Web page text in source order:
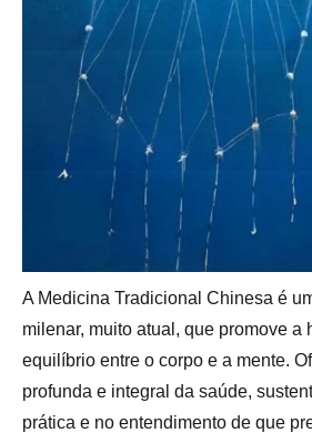
A Medicina Tradicional Chinesa é
milenar, muito atual, que promove a
equilíbrio entre o corpo e a mente.
profunda e integral da saúde,
prática e no entendimento de que